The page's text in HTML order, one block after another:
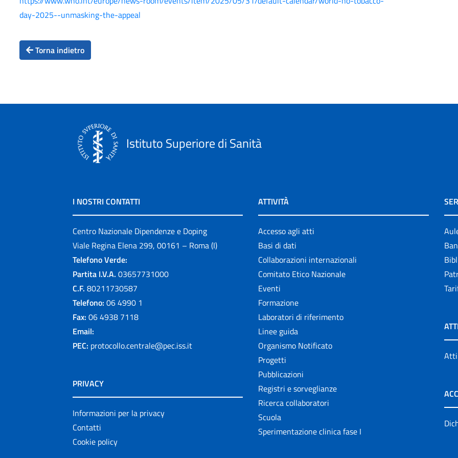
day-2025--unmasking-the-appeal
Torna indietro
Istituto Superiore di Sanità
I NOSTRI CONTATTI
Centro Nazionale Dipendenze e Doping
Viale Regina Elena 299, 00161 – Roma (I)
Telefono Verde:
Partita I.V.A. 03657731000
C.F. 80211730587
Telefono: 06 4990 1
Fax: 06 4938 7118
Email:
PEC: protocollo.centrale@pec.iss.it
PRIVACY
Informazioni per la privacy
Contatti
Cookie policy
ATTIVITÀ
Accesso agli atti
Basi di dati
Collaborazioni internazionali
Comitato Etico Nazionale
Eventi
Formazione
Laboratori di riferimento
Linee guida
Organismo Notificato
Progetti
Pubblicazioni
Registri e sorveglianze
Ricerca collaboratori
Scuola
Sperimentazione clinica fase I
Atti